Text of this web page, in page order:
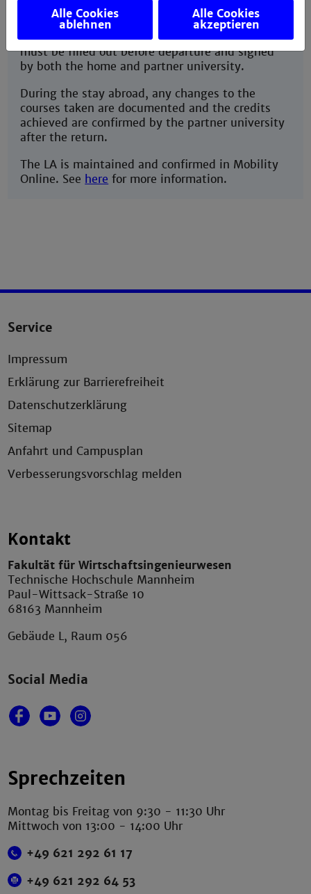
The Erasmus Learning Agreement (LA) is a
prerequisite for Erasmus+ funding and is part of
the Erasmus contract. The Learning Agreement
must be filled out before departure and signed
by both the home and partner university.
During the stay abroad, any changes to the
courses taken are documented and the credits
achieved are confirmed by the partner university
after the return.
The LA is maintained and confirmed in Mobility
Online. See here for more information.
Service
Impressum
Erklärung zur Barrierefreiheit
Datenschutzerklärung
Sitemap
Anfahrt und Campusplan
Verbesserungsvorschlag melden
Kontakt
Fakultät für Wirtschaftsingenieurwesen
Technische Hochschule Mannheim
Paul-Wittsack-Straße 10
68163 Mannheim
Gebäude L, Raum 056
Social Media
Sprechzeiten
Montag bis Freitag von 9:30 - 11:30 Uhr
Mittwoch von 13:00 - 14:00 Uhr
+49 621 292 61 17
+49 621 292 64 53
Alle Cookies
ablehnen
Alle Cookies
akzeptieren